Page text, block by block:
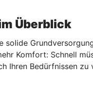
Überblick
solide
Komfort: Schnell
Ihren Bedürfnissen zu